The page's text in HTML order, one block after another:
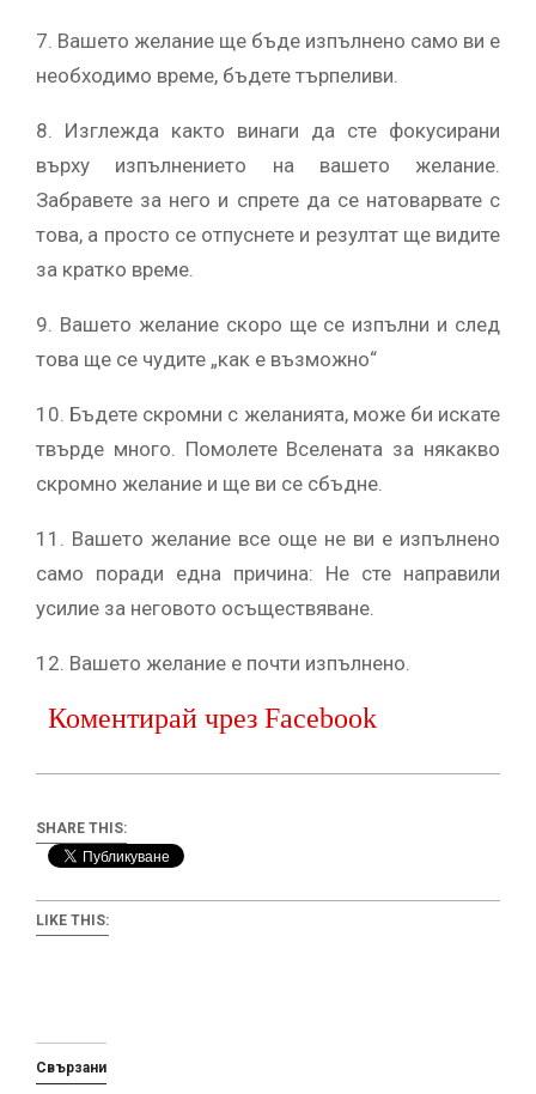
7. Вашето желание ще бъде изпълнено само ви е
необходимо време, бъдете търпеливи.
8. Изглежда както винаги да сте фокусирани
върху изпълнението на вашето желание.
Забравете за него и спрете да се натоварвате с
това, а просто се отпуснете и резултат ще видите
за кратко време.
9. Вашето желание скоро ще се изпълни и след
това ще се чудите „как е възможно“
10. Бъдете скромни с желанията, може би искате
твърде много. Помолете Вселената за някакво
скромно желание и ще ви се сбъдне.
11. Вашето желание все още не ви е изпълнено
само поради една причина: Не сте направили
усилие за неговото осъществяване.
12. Вашето желание е почти изпълнено.
Коментирай чрез Facebook
SHARE THIS:
LIKE THIS:
Свързани